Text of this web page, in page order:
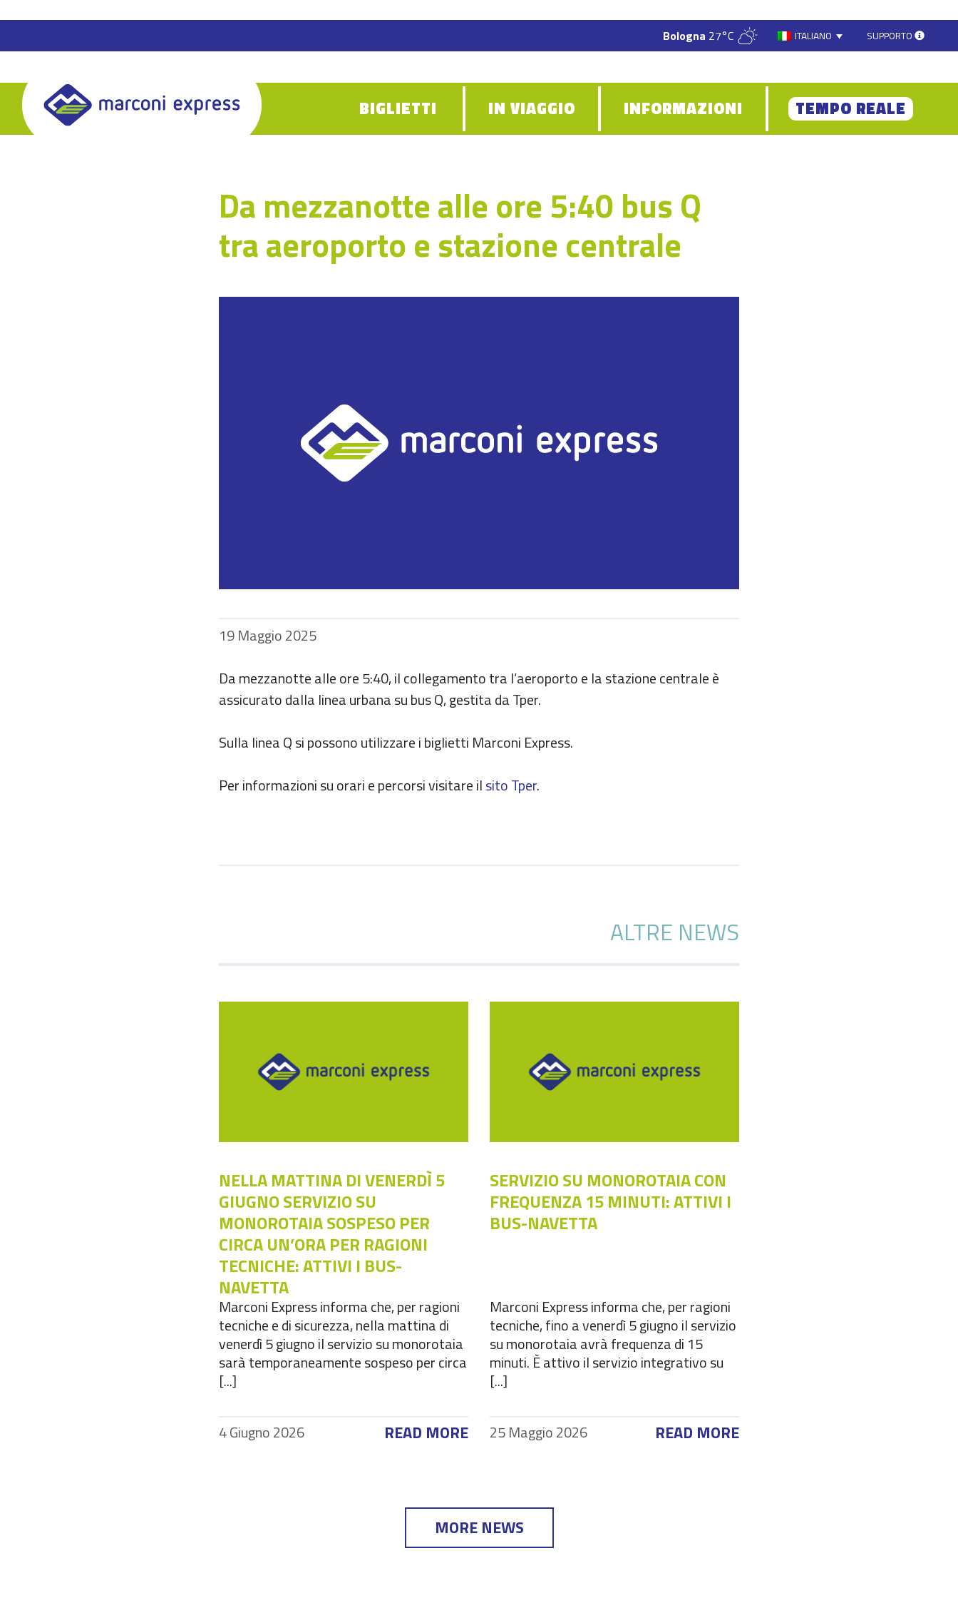
Bologna 27°C ITALIANO SUPPORTO
BIGLIETTI IN VIAGGIO INFORMAZIONI TEMPO REALE
Da mezzanotte alle ore 5:40 bus Q
tra aeroporto e stazione centrale
19 Maggio 2025
Da mezzanotte alle ore 5:40, il collegamento tra l’aeroporto e la stazione centrale è
assicurato dalla linea urbana su bus Q, gestita da Tper.
Sulla linea Q si possono utilizzare i biglietti Marconi Express.
Per informazioni su orari e percorsi visitare ilsito Tper.
ALTRE NEWS
NELLA MATTINA DI VENERDÌ 5
GIUGNO SERVIZIO SU
MONOROTAIA SOSPESO PER
CIRCA UN’ORA PER RAGIONI
TECNICHE: ATTIVI I BUS-
NAVETTA
Marconi Express informa che, per ragioni
tecniche e di sicurezza, nella mattina di
venerdì 5 giugno il servizio su monorotaia
sarà temporaneamente sospeso per circa
[...]
4 Giugno 2026 READ MORE
SERVIZIO SU MONOROTAIA CON
FREQUENZA 15 MINUTI: ATTIVI I
BUS-NAVETTA
Marconi Express informa che, per ragioni
tecniche, fino a venerdì 5 giugno il servizio
su monorotaia avrà frequenza di 15
minuti. È attivo il servizio integrativo su
[...]
25 Maggio 2026 READ MORE
MORE NEWS